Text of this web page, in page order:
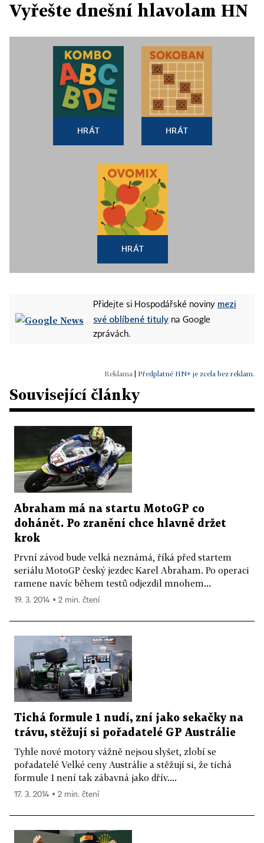
Vyřešte dnešní hlavolam HN
HRÁT HRÁT
HRÁT
Přidejte si Hospodářské noviny mezi
své oblíbené tituly na Google
zprávách.
Předplatné HN+ je zcela bez reklam.
Související články
Abraham má na startu MotoGP co
dohánět. Po zranění chce hlavně držet
krok
První závod bude velká neznámá, říká před startem
seriálu MotoGP český jezdec Karel Abraham. Po operaci
ramene navíc během testů odjezdil mnohem...
19. 3. 2014 ▪ 2 min. čtení
Tichá formule 1 nudí, zní jako sekačky na
trávu, stěžují si pořadatelé GP Austrálie
Tyhle nové motory vážně nejsou slyšet, zlobí se
pořadatelé Velké ceny Austrálie a stěžují si, že tichá
formule 1 není tak zábavná jako dřív....
17. 3. 2014 ▪ 2 min. čtení